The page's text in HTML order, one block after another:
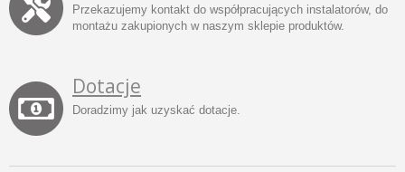
Przekazujemy kontakt do współpracujących instalatorów, do
montażu zakupionych w naszym sklepie produktów.
Dotacje
Doradzimy jak uzyskać dotacje.